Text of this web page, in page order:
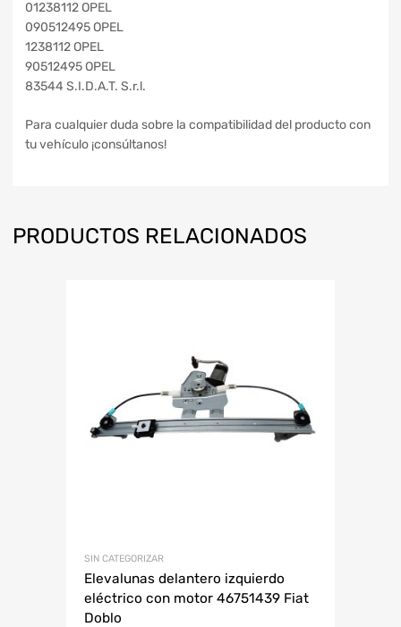
01238112 OPEL
090512495 OPEL
1238112 OPEL
90512495 OPEL
83544 S.I.D.A.T. S.r.l.
Para cualquier duda sobre la compatibilidad del producto con
tu vehículo ¡consúltanos!
PRODUCTOS RELACIONADOS
SIN CATEGORIZAR
Elevalunas delantero izquierdo
eléctrico con motor 46751439 Fiat
Doblo